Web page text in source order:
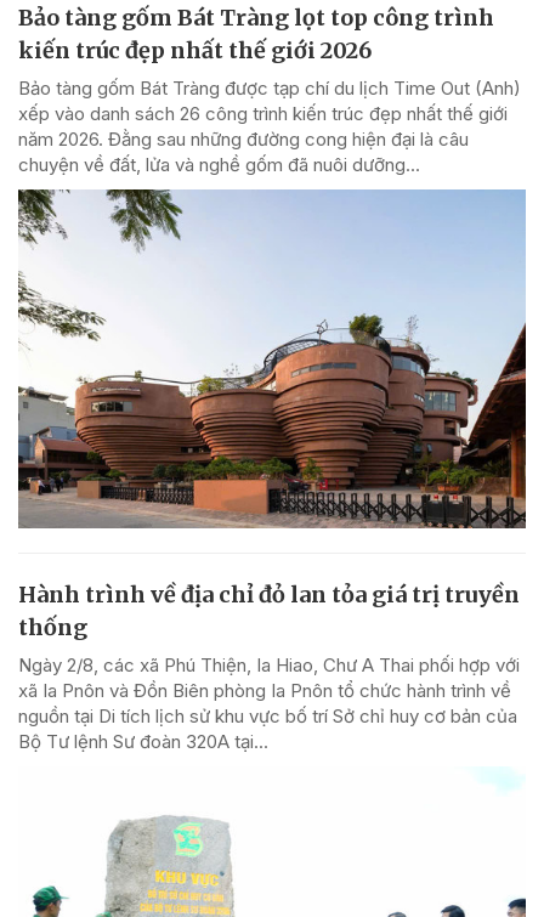
Bảo tàng gốm Bát Tràng lọt top công trình
kiến trúc đẹp nhất thế giới 2026
Bảo tàng gốm Bát Tràng được tạp chí du lịch Time Out (Anh)
xếp vào danh sách 26 công trình kiến trúc đẹp nhất thế giới
năm 2026. Đằng sau những đường cong hiện đại là câu
chuyện về đất, lửa và nghề gốm đã nuôi dưỡng...
Hành trình về địa chỉ đỏ lan tỏa giá trị truyền
thống
Ngày 2/8, các xã Phú Thiện, Ia Hiao, Chư A Thai phối hợp với
xã Ia Pnôn và Đồn Biên phòng Ia Pnôn tổ chức hành trình về
nguồn tại Di tích lịch sử khu vực bố trí Sở chỉ huy cơ bản của
Bộ Tư lệnh Sư đoàn 320A tại...